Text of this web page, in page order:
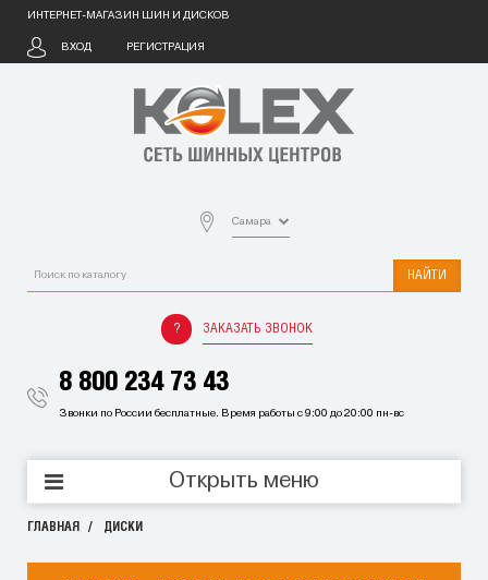
ИНТЕРНЕТ-МАГАЗИН ШИН И ДИСКОВ
ВХОД РЕГИСТРАЦИЯ
Самара
НАЙТИ
ЗАКАЗАТЬ ЗВОНОК
8 800 234 73 43
Звонки по России бесплатные. Время работы с 9:00 до 20:00 пн-вс
Открыть меню
ГЛАВНАЯ ДИСКИ